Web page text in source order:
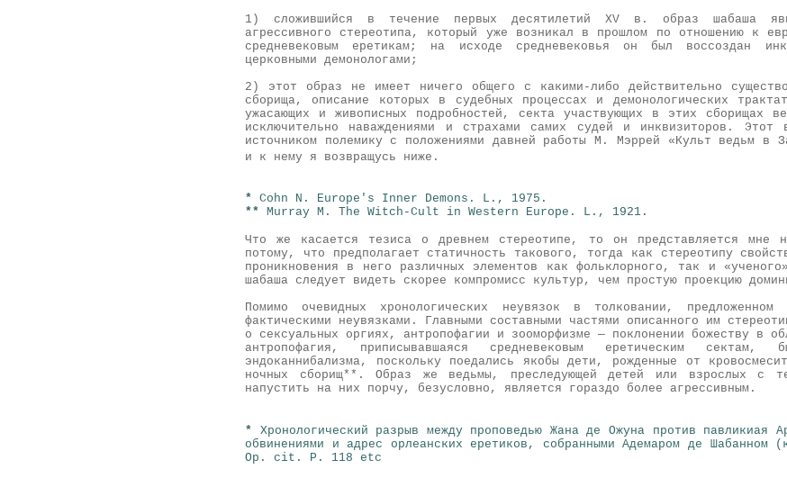
1) сложившийся в течение первых десятилетий XV в. образ шабаша
агрессивного стереотипа, который уже возникал в прошлом по отношению к
средневековым еретикам; на исходе средневековья он был воссоздан
церковными демонологами;
2) этот образ не имеет ничего общего с какими-либо действительно
сборища, описание которых в судебных процессах и демонологических
ужасающих и живописных подробностей, секта участвующих в этих сборищах
исключительно наваждениями и страхами самих судей и инквизиторов. Этот
источником полемику с положениями давней работы М. Мэррей «Культ ведьм в
и к нему я возвращусь ниже.
* Cohn N. Europe's Inner Demons. L., 1975.
** Murray M. The Witch-Cult in Western Europe. L., 1921.
Что же касается тезиса о древнем стереотипе, то он представляется мне
потому, что предполагает статичность такового, тогда как стереотипу
проникновения в него различных элементов как фольклорного, так и
шабаша следует видеть скорее компромисс культур, чем простую проекцию
Помимо очевидных хронологических неувязок в толковании,
фактическими неувязками. Главными составными частями описанного им
о сексуальных оргиях, антропофагии и зооморфизме — поклонении божеству в
антропофагия, приписывавшаяся средневековым еретическим сектам,
эндоканнибализма, поскольку поедались якобы дети, рожденные от
ночных сборищ**. Образ же ведьмы, преследующей детей или взрослых с
напустить на них порчу, безусловно, является гораздо более агрессивным.
* Хронологический разрыв между проповедью Жана де Ожуна против
обвинениями и адрес орлеанских еретиков, собранными Адемаром де
Op. cit. P. 118 etc